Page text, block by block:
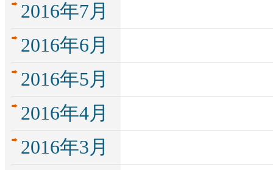
2016年7月
2016年6月
2016年5月
2016年4月
2016年3月